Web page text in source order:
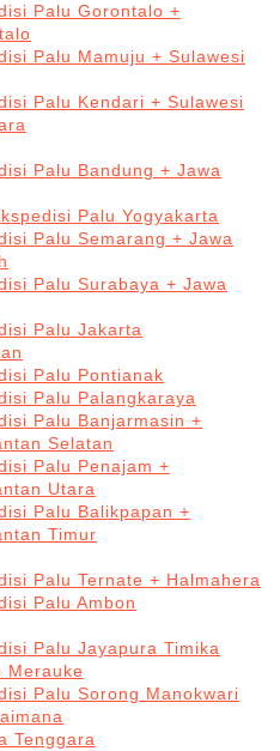
Palu Gorontalo +
Palu Mamuju + Sulawesi
Palu Kendari + Sulawesi
Palu Bandung + Jawa
Palu Yogyakarta
Palu Semarang + Jawa
Palu Surabaya + Jawa
Palu Jakarta
Palu Pontianak
Palu Palangkaraya
Palu Banjarmasin +
Selatan
Palu Penajam +
Utara
Palu Balikpapan +
Timur
Palu Ternate + Halmahera
Palu Ambon
Palu Jayapura Timika
Merauke
Palu Sorong Manokwari
Tenggara